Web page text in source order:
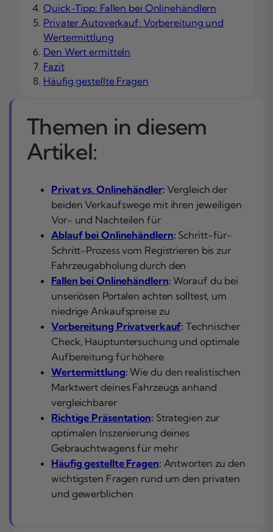
Quick-Tipp: Fallen bei Onlinehändlern
Privater Autoverkauf: Vorbereitung und
Wertermittlung
Den Wert ermitteln
Fazit
Häufig gestellte Fragen
Themen in diesem
Artikel:
Privat vs. Onlinehändler: Vergleich der
beiden Verkaufswege mit ihren jeweiligen
Vor- und Nachteilen für
Ablauf bei Onlinehändlern: Schritt-für-
Schritt-Prozess vom Registrieren bis zur
Fahrzeugabholung durch den
Fallen bei Onlinehändlern: Worauf du bei
unseriösen Portalen achten solltest, um
niedrige Ankaufspreise zu
Vorbereitung Privatverkauf: Technischer
Check, Hauptuntersuchung und optimale
Aufbereitung für höhere
Wertermittlung: Wie du den realistischen
Marktwert deines Fahrzeugs anhand
vergleichbarer
Richtige Präsentation: Strategien zur
optimalen Inszenierung deines
Gebrauchtwagens für mehr
Häufig gestellte Fragen: Antworten zu den
wichtigsten Fragen rund um den privaten
und gewerblichen